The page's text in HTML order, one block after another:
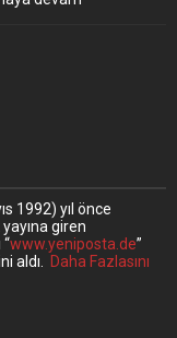
1992) yıl önce
giren
www.yeniposta.de”
aldı. Daha Fazlasını